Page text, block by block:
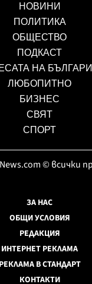
НОВИНИ
ПОЛИТИКА
ОБЩЕСТВО
ПОДКАСТ
НА
ЛЮБОПИТНО
БИЗНЕС
СВЯТ
СПОРТ
© всички
ЗА НАС
ОБЩИ УСЛОВИЯ
РЕДАКЦИЯ
ИНТЕРНЕТ РЕКЛАМА
РЕКЛАМА В СТАНДАРТ
КОНТАКТИ